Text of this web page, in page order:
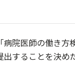
院医師の働き方
することを決